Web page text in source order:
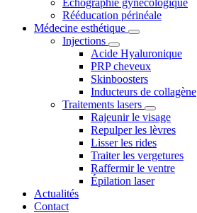
Échographie gynécologique
Rééducation périnéale
Médecine esthétique
Injections
Acide Hyaluronique
PRP cheveux
Skinboosters
Inducteurs de collagène
Traitements lasers
Rajeunir le visage
Repulper les lèvres
Lisser les rides
Traiter les vergetures
Raffermir le ventre
Épilation laser
Actualités
Contact